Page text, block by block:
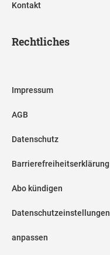
Kontakt
Rechtliches
Impressum
AGB
Datenschutz
Barrierefreiheitserklärung
Abo kündigen
Datenschutzeinstellungen
anpassen